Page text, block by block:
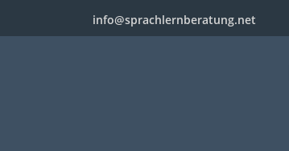
info@sprachlernberatung.net